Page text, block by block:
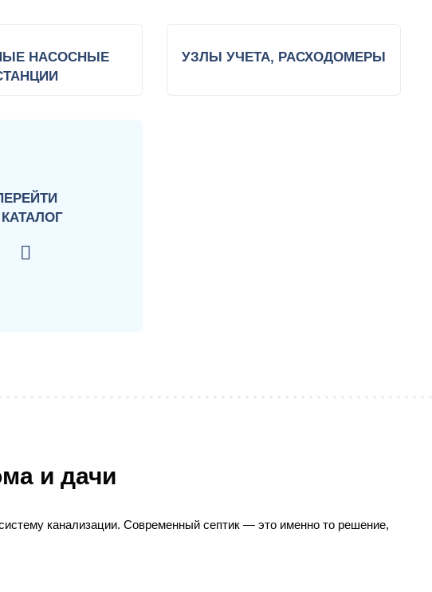
НАСОСНЫЕ
УЗЛЫ УЧЕТА, РАСХОДОМЕРЫ
и дачи
канализации. Современный септик — это именно то решение,